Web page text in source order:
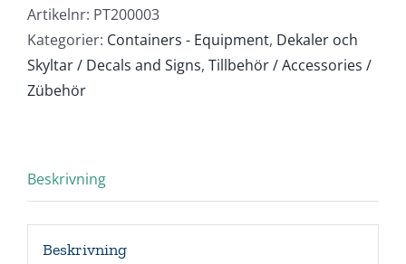
2,
6,
8,
9
Artikelnr: PT200003
Kategorier: Containers - Equipment, Dekaler och
Skyltar / Decals and Signs, Tillbehör / Accessories /
Zübehör
Beskrivning
Beskrivning